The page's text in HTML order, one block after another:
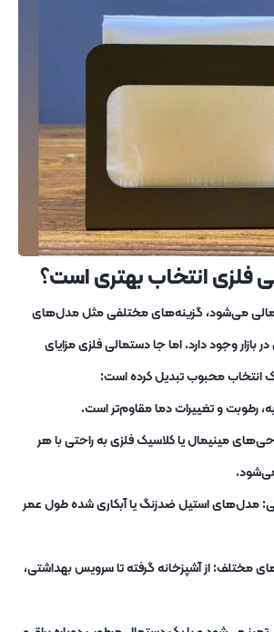
فلزی انتخاب بهتری است؟
می‌شود، گزینه‌های مختلفی مثل مدل‌های
بازار وجود دارد. اما جا دستمالی فلزی مزایای
انتخاب محبوب تبدیل کرده است:
رطوبت و تغییرات دما مقاوم‌تر است.
مینیمال یا کلاسیک فلزی به راحتی با هر
مدل‌های استیل ضدزنگ یا آبکاری‌ شده طول عمر
مختلف: از آشپزخانه گرفته تا سرویس بهداشتی،